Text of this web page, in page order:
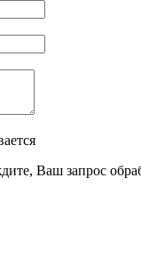
Ваш запрос